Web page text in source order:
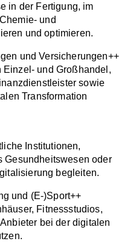
in der Fertigung, im
und
und optimieren.
und Versicherungen++
Einzel- und Großhandel,
sowie
Transformation
Institutionen,
Gesundheitswesen oder
begleiten.
und (E-)Sport++
Fitnessstudios,
bei der digitalen